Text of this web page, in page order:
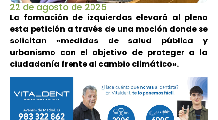
22 de agosto de 2025
La formación de izquierdas elevará al pleno
esta petición a través de una moción donde se
solicitan «medidas de salud pública y
urbanismo con el objetivo de proteger a la
ciudadanía frente al cambio climático».